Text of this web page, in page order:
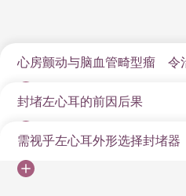
心房颤动与脑血管畸型瘤 令
一位六十多岁的男病人约两至
动，并患有高血压与糖尿病，
大。由于心房颤动会令中风的
血药（俗称薄血丸）以减低中
封堵左心耳的前因后果
大家可能疑惑，为甚么封住左
呢？心房颤动是最常见的心律
需视乎左心耳外形选择封堵器